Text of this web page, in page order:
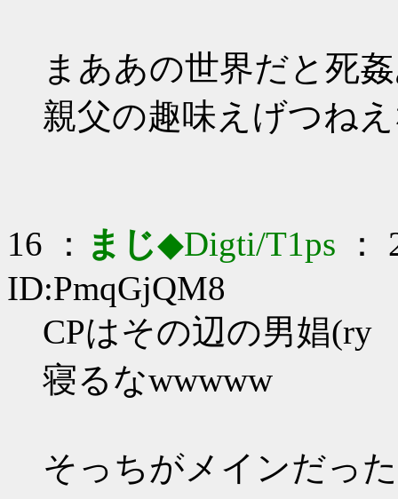
まああの世界だと死
親父の趣味えげつね
16 ： まじ◆Digti/T1ps ：
ID:PmqGjQM8
CPはその辺の男娼(ry
寝るなwwwww
そっちがメインだっ